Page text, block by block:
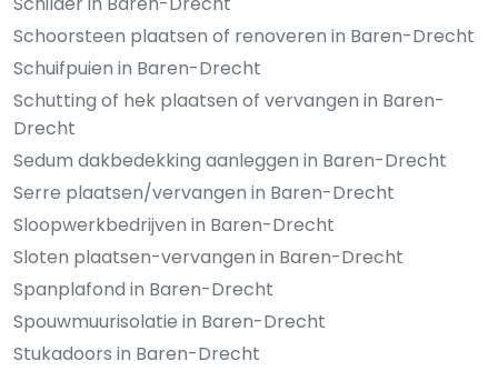
Schoorsteen plaatsen of renoveren in Baren-Drecht
Schuifpuien in Baren-Drecht
Schutting of hek plaatsen of vervangen in Baren-
Drecht
Sedum dakbedekking aanleggen in Baren-Drecht
Serre plaatsen/vervangen in Baren-Drecht
Sloopwerkbedrijven in Baren-Drecht
Sloten plaatsen-vervangen in Baren-Drecht
Spanplafond in Baren-Drecht
Spouwmuurisolatie in Baren-Drecht
Stukadoors in Baren-Drecht